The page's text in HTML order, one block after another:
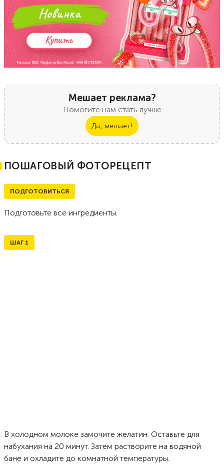
Мешает реклама?
Помогите нам стать лучше
Да, мешает!
ПОШАГОВЫЙ ФОТОРЕЦЕПТ
ПОДГОТОВИТЬСЯ
Подготовьте все ингредиенты.
ШАГ 1
В холодном молоке замочите желатин. Оставьте для
набухания на 20 минут. Затем растворите на водяной
бане и охладите до комнатной температуры.